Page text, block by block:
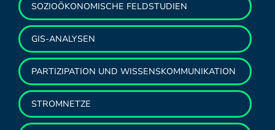
SOZIOÖKONOMISCHE FELDSTUDIEN
GIS-ANALYSEN
PARTIZIPATION UND WISSENSKOMMUNIKATION
STROMNETZE